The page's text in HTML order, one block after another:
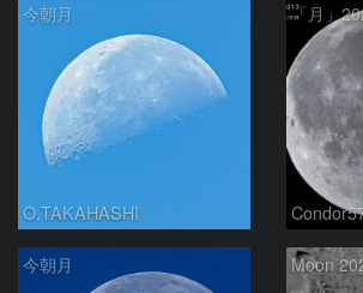
今朝月
O.TAKAHASHI
「月」
今朝月 Moon